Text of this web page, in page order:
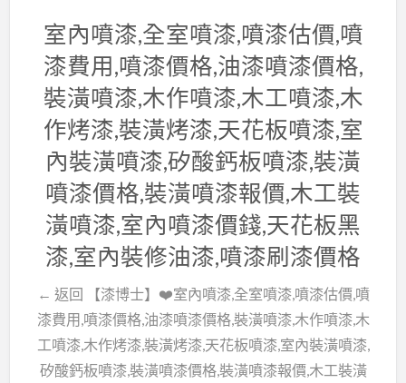
室內噴漆,全室噴漆,噴漆估價,噴
漆費用,噴漆價格,油漆噴漆價格,
裝潢噴漆,木作噴漆,木工噴漆,木
作烤漆,裝潢烤漆,天花板噴漆,室
內裝潢噴漆,矽酸鈣板噴漆,裝潢
噴漆價格,裝潢噴漆報價,木工裝
潢噴漆,室內噴漆價錢,天花板黑
漆,室內裝修油漆,噴漆刷漆價格
← 返回 【漆博士】❤️室內噴漆,全室噴漆,噴漆估價,噴
漆費用,噴漆價格,油漆噴漆價格,裝潢噴漆,木作噴漆,木
工噴漆,木作烤漆,裝潢烤漆,天花板噴漆,室內裝潢噴漆,
矽酸鈣板噴漆,裝潢噴漆價格,裝潢噴漆報價,木工裝潢